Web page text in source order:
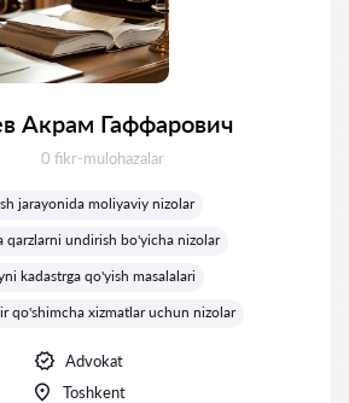
Акрам Гаффарович
Fikrlar:
0 fikr-mulohazalar
jarayonida moliyaviy nizolar
qarzlarni undirish bo'yicha nizolar
kadastrga qo'yish masalalari
qo'shimcha xizmatlar uchun nizolar
Advokat
Toshkent